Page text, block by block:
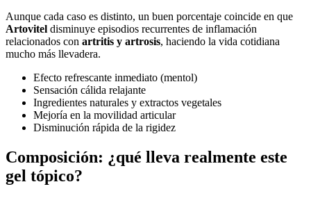
Aunque cada caso es distinto, un buen porcentaje coincide en que
Artovitel disminuye episodios recurrentes de inflamación
relacionados con artritis y artrosis, haciendo la vida cotidiana
mucho más llevadera.
Efecto refrescante inmediato (mentol)
Sensación cálida relajante
Ingredientes naturales y extractos vegetales
Mejoría en la movilidad articular
Disminución rápida de la rigidez
Composición: ¿qué lleva realmente este
gel tópico?